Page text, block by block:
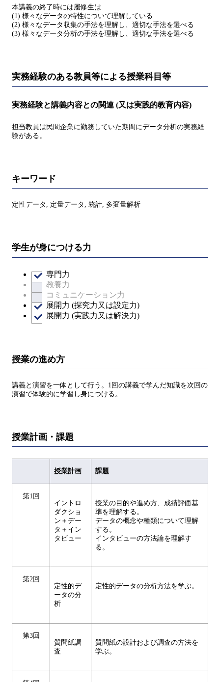
本講義の終了時には履修生は
(1) 様々なデータの特性について理解している
(2) 様々なデータ収集の手法を理解し、適切な手法を選べる
(3) 様々なデータ分析の手法を理解し、適切な手法を選べる
実務経験のある教員等による授業科目等
実務経験と講義内容との関連 (又は実践的教育内容)
担当教員は民間企業に勤務していた期間にデータ分析の実務経
験がある。
キーワード
定性データ, 定量データ, 統計, 多変量解析
学生が身につける力
専門力
教養力
コミュニケーション力
展開力 (探究力又は設定力)
展開力 (実践力又は解決力)
授業の進め方
講義と演習を一体として行う。1回の講義で学んだ知識を次回の
演習で体験的に学習し身につける。
授業計画・課題
授業計画 課題
第1回
イントロ
ダクショ
ン＋デー
タ＋イン
タビュー
授業の目的や進め方、成績評価基
準を理解する。
データの概念や種類について理解
する。
インタビューの方法論を理解す
る。
第2回
定性的デ
ータの分
析
定性的データの分析方法を学ぶ。
第3回
質問紙調
査
質問紙の設計および調査の方法を
学ぶ。